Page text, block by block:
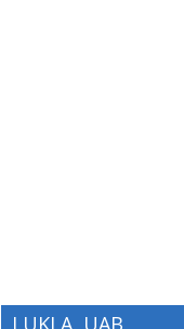
LUKLA, UAB